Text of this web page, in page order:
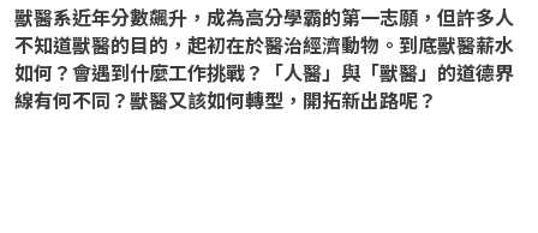
獸醫系近年分數飆升，成為高分學霸的第一志願，但許多人
不知道獸醫的目的，起初在於醫治經濟動物。到底獸醫薪水
如何？會遇到什麼工作挑戰？「人醫」與「獸醫」的道德界
線有何不同？獸醫又該如何轉型，開拓新出路呢？